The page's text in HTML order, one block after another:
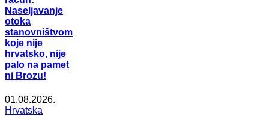
Naseljavanje
otoka
stanovništvom
koje nije
hrvatsko, nije
palo na pamet
ni Brozu!
01.08.2026.
Hrvatska